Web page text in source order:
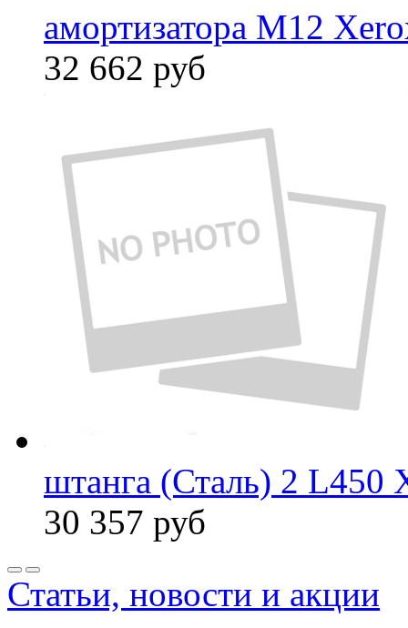
амортизатора М12
32 662 руб
штанга (Сталь) 2 L450
30 357 руб
Статьи, новости и акции